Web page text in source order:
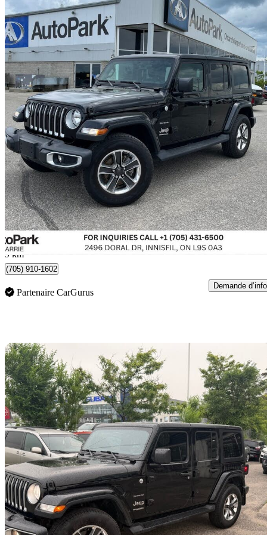
2023 Jeep Wrangler
Sahara 4-Door 4WD 19 168 km
38 900 $ Affaire
789 $/mois env.
Innisfil, ON
9 km
(705) 910-1602
Partenaire CarGurus
Demande d’info
2022 Jeep Wrangler